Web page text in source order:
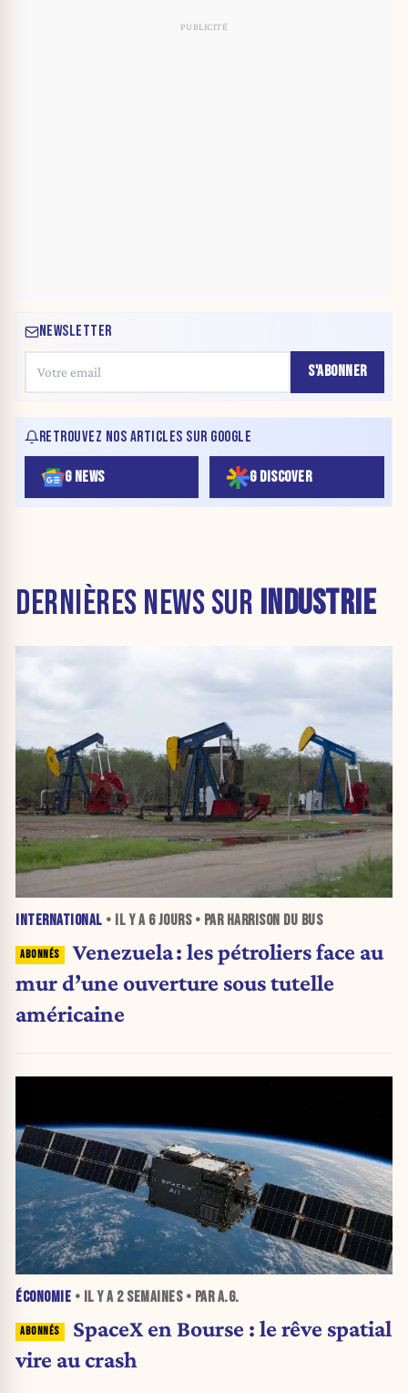
NEWSLETTER
S'ABONNER
RETROUVEZ NOS ARTICLES SUR GOOGLE
G NEWS G DISCOVER
DERNIÈRES NEWS SUR INDUSTRIE
INTERNATIONAL • IL Y A 6 JOURS• PAR HARRISON DU BUS
Venezuela : les pétroliers face au
mur d’une ouverture sous tutelle
américaine
ÉCONOMIE • IL Y A 2 SEMAINES• PAR A.G.
SpaceX en Bourse : le rêve spatial
vire au crash